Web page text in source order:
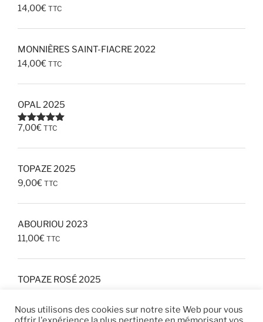
14,00€ TTC
MONNIÈRES SAINT-FIACRE 2022
14,00€ TTC
OPAL 2025
Note5.00
7,00€ TTC
TOPAZE 2025
9,00€ TTC
ABOURIOU 2023
11,00€ TTC
TOPAZE ROSÉ 2025
Nous utilisons des cookies sur notre site Web pour vous